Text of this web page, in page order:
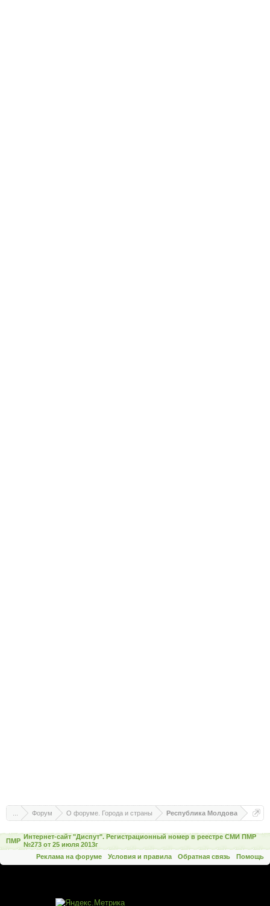
Форум О форуме. Города и страны Республика Молдова
ПМР
Интернет-сайт "Диспут". Регистрационный номер в реестре СМИ ПМР
№273 от 25 июля 2013г
Реклама на форуме
Условия и правила Обратная связь Помощь